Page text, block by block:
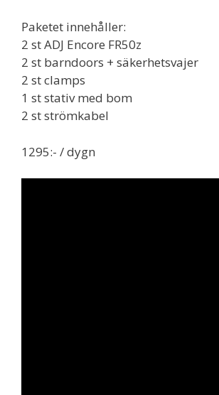
Paketet innehåller:
2 st ADJ Encore FR50z
2 st barndoors + säkerhetsvajer
2 st clamps
1 st stativ med bom
2 st strömkabel
1295:- / dygn